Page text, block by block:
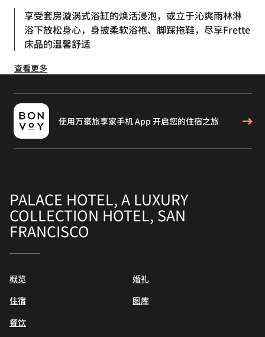
享受套房漩涡式浴缸的焕活浸泡，或立于沁爽雨林淋
浴下放松身心，身披柔软浴袍、脚踩拖鞋，尽享Frette
床品的温馨舒适
查看更多
使用万豪旅享家手机 App 开启您的住宿之旅
PALACE HOTEL, A LUXURY
COLLECTION HOTEL, SAN
FRANCISCO
概览
住宿
餐饮
婚礼
图库